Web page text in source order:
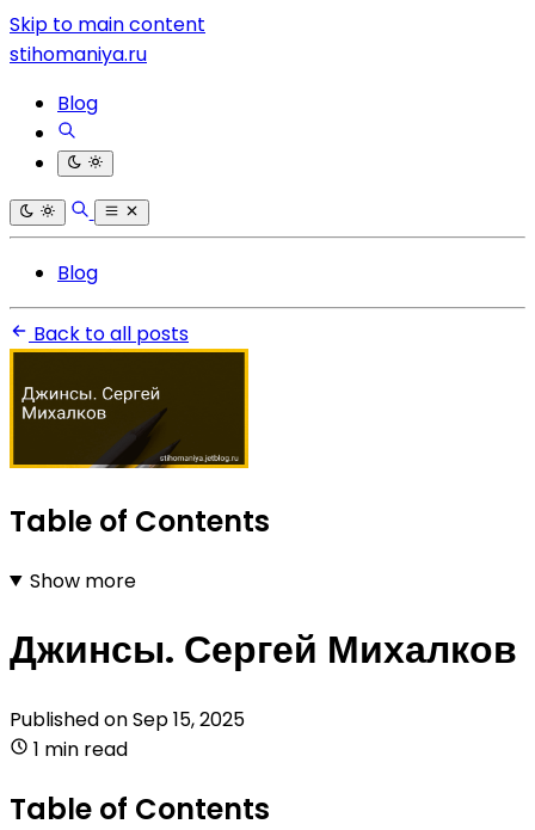
Skip to main content
stihomaniya.ru
Blog
Blog
Back to all posts
Table of Contents
Show more
Джинсы. Сергей Михалков
Published onSep 15, 2025
1 min read
Table of Contents